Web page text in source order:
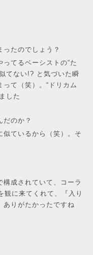
たのでしょう？
てるベーシストの“た
てない!? と気づいた瞬
て（笑）。“ドリカム
した
のか？
ているから（笑）。そ
成されていて、コーラ
観に来てくれて、『入り
ありがたかったですね